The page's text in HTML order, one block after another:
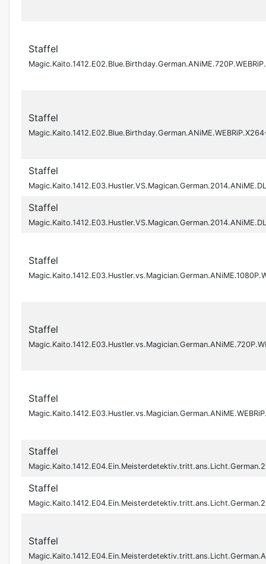
Staffel
Staffel
Staffel
Staffel
Staffel
Staffel
Staffel
Staffel
Staffel
Staffel